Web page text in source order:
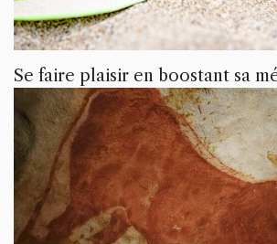
Se faire plaisir en boostant sa